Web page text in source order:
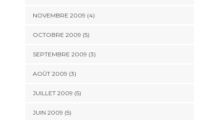
NOVEMBRE 2009 (4)
OCTOBRE 2009 (5)
SEPTEMBRE 2009 (3)
AOÛT 2009 (3)
JUILLET 2009 (5)
JUIN 2009 (5)